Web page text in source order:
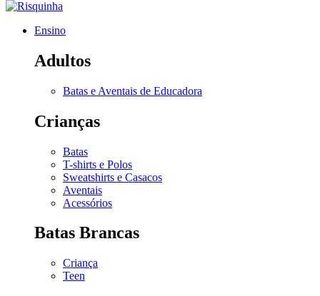
Ensino
Adultos
Batas e Aventais de Educadora
Crianças
Batas
T-shirts e Polos
Sweatshirts e Casacos
Aventais
Acessórios
Batas Brancas
Criança
Teen